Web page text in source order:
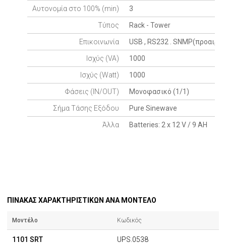
Αυτονομία στο 100% (min) 3
Τύπος Rack - Tower
Επικοινωνία USB , RS232 .
Ισχύς (VA) 1000
Ισχύς (Watt) 1000
Φάσεις (IN/OUT) Μονοφασικό (1/1)
Σήμα Τάσης Εξόδου Pure Sinewave
Άλλα Batteries: 2 x 12 V / 9 AH
ΠΙΝΑΚΑΣ ΧΑΡΑΚΤΗΡΙΣΤΙΚΩΝ ΑΝΑ ΜΟΝΤΕΛΟ
Μοντέλο Κωδικός
1101 SRT UPS.0538